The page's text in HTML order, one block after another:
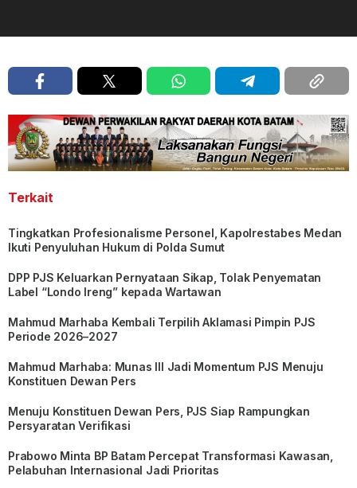
Terkait
Tingkatkan Profesionalisme Personel, Kapolrestabes Medan
Ikuti Penyuluhan Hukum di Polda Sumut
DPP PJS Keluarkan Pernyataan Sikap, Tolak Penyematan
Label “Londo Ireng” kepada Wartawan
Mahmud Marhaba Kembali Terpilih Aklamasi Pimpin PJS
Periode 2026–2027
Mahmud Marhaba: Munas III Jadi Momentum PJS Menuju
Konstituen Dewan Pers
Menuju Konstituen Dewan Pers, PJS Siap Rampungkan
Persyaratan Verifikasi
Prabowo Minta BP Batam Percepat Transformasi Kawasan,
Pelabuhan Internasional Jadi Prioritas